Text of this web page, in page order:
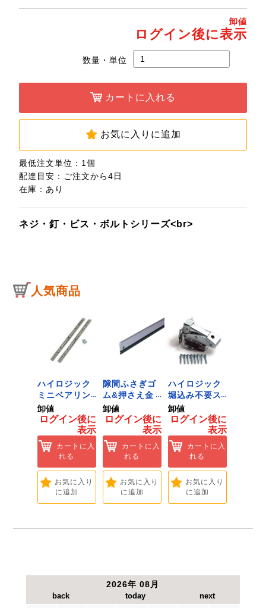
卸値
ログイン後に表示
数量・単位
カートに入れる
お気に入りに追加
最低注文単位：1個
配達目安：ご注文から4日
在庫：あり
ネジ・釘・ビス・ボルトシリーズ<br>
人気商品
ハイロジック
ミニベアリン
グタイプ 310
ミリ 72958
Hardware]
卸値
ログイン後に
表示
カートに入
れる
お気に入り
に追加
隙間ふさぎゴ
ム&押さえ金
物 72909
卸値
ログイン後に
表示
カートに入
れる
お気に入り
に追加
ハイロジック
堀込み不要ス
ライド蝶番S
無兼用 P-726
Hardware]
卸値
ログイン後に
表示
カートに入
れる
お気に入り
に追加
2026年 08月